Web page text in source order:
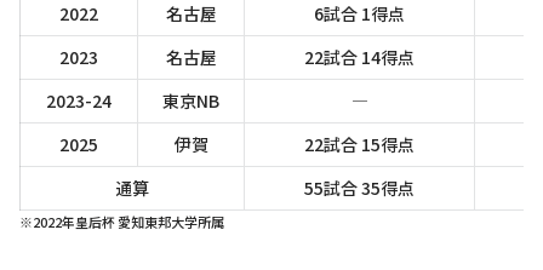
2022
名古屋
6試合 1得点
2023
名古屋
22試合 14得点
2023-24
東京NB ―
2025
伊賀
22試合 15得点
通算
55試合 35得点
※2022年皇后杯 愛知東邦大学所属